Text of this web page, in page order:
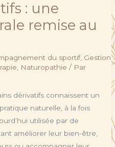
: une
remise au
du sportif, Gestion
Naturopathie / Par
dérivatifs connaissent un
naturelle, à la fois
utilisée par de
améliorer leur bien-être,